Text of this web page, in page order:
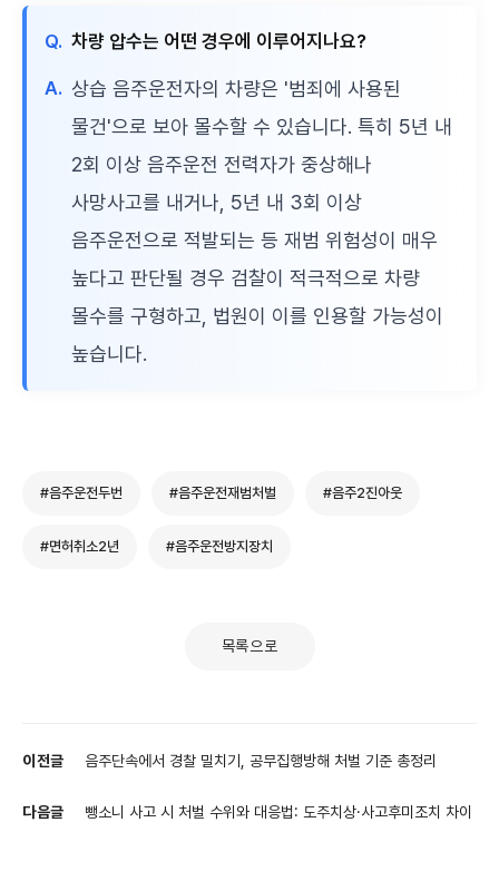
Q. 차량 압수는 어떤 경우에 이루어지나요?
A. 상습 음주운전자의 차량은 '범죄에 사용된
물건'으로 보아 몰수할 수 있습니다. 특히 5년 내
2회 이상 음주운전 전력자가 중상해나
사망사고를 내거나, 5년 내 3회 이상
음주운전으로 적발되는 등 재범 위험성이 매우
높다고 판단될 경우 검찰이 적극적으로 차량
몰수를 구형하고, 법원이 이를 인용할 가능성이
높습니다.
#음주운전두번 #음주운전재범처벌 #음주2진아웃
#면허취소2년 #음주운전방지장치
목록으로
이전글 음주단속에서 경찰 밀치기, 공무집행방해 처벌 기준 총정리
다음글 뺑소니 사고 시 처벌 수위와 대응법: 도주치상·사고후미조치 차이